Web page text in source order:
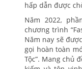
hấp dẫn được
Năm 2022,
chương trình
Năm nay sẽ
gọi hoàn toàn
Tộc”. Mang chủ